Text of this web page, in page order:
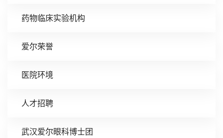
药物临床实验机构
爱尔荣誉
医院环境
人才招聘
武汉爱尔眼科博士团